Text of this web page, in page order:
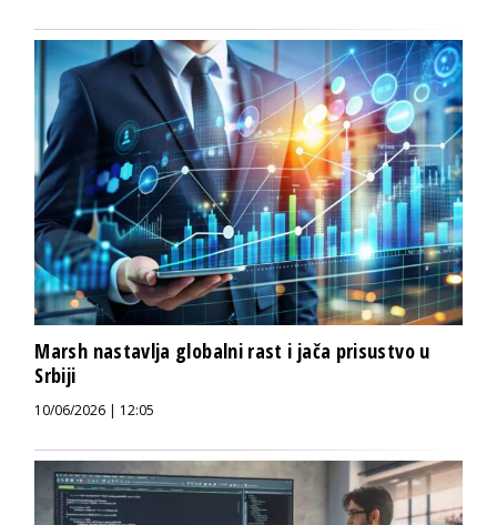
Marsh nastavlja globalni rast i jača prisustvo u
Srbiji
10/06/2026 | 12:05